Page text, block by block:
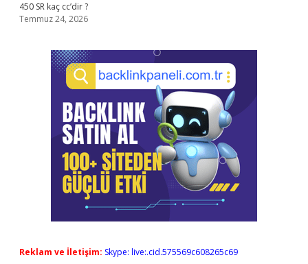
450 SR kaç cc’dir ?
Temmuz 24, 2026
Reklam ve İletişim: Skype: live:.cid.575569c608265c69